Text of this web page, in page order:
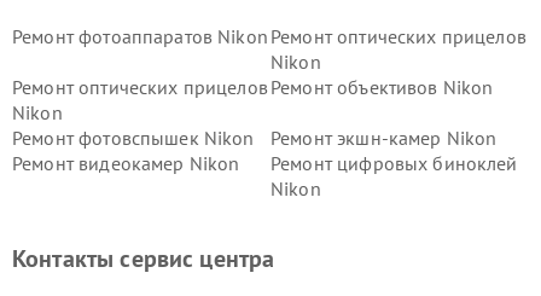
Ремонт фотоаппаратов Nikon Ремонт оптических прицелов
Nikon
Ремонт оптических прицелов
Nikon
Ремонт объективов Nikon
Ремонт фотовспышек Nikon
Ремонт экшн-камер Nikon
Ремонт видеокамер Nikon
Ремонт цифровых биноклей
Nikon
Ремонт цифровых монокуляров Nikon
Контакты сервис центра